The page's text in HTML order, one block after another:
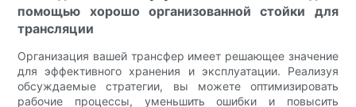
помощью хорошо организованной стойки для
трансляции
Организация вашей трансфер имеет решающее значение
для эффективного хранения и эксплуатации. Реализуя
обсуждаемые стратегии, вы можете оптимизировать
рабочие процессы, уменьшить ошибки и повысить